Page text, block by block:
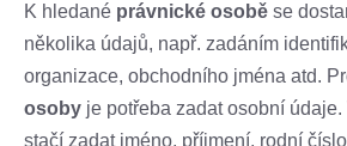
K hledané právnické osobě se
několika údajů, např. zadáním
organizace, obchodního jména atd.
osoby je potřeba zadat osobní
stačí zadat jméno, příjmení, rodní